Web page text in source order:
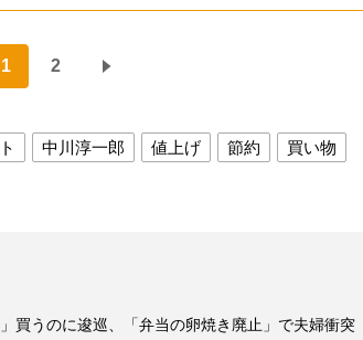
1 2
中川淳一郎 値上げ 節約
買い物
うのに逡巡、「弁当の卵焼き廃止」で夫婦衝突